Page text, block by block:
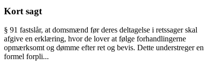
Kort sagt
§ 91 fastslår, at domsmænd før deres deltagelse i retssager skal
afgive en erklæring, hvor de lover at følge forhandlingerne
opmærksomt og dømme efter ret og bevis. Dette understreger en
formel forpli...